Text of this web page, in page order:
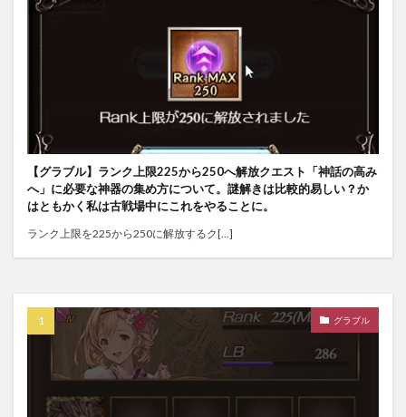
【グラブル】ランク上限225から250へ解放クエスト「神話の高み
へ」に必要な神器の集め方について。謎解きは比較的易しい？か
はともかく私は古戦場中にこれをやることに。
ランク上限を225から250に解放するク[…]
グラブル